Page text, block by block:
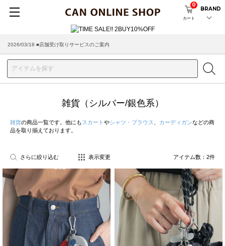
カート
0
BRAND
2026/08/04 ■8/13(木)AM2:00～サイトメンテナンス実施のお知らせ
2026/03/18 ■店舗受け取りサービスのご案内
雑貨（シルバー/銀色系）
雑貨の商品一覧です。他にも スカート やシャツ・ブラウス カーディガンなどの商
品を取り揃えております。
さらに絞り込む 表示変更 アイテム数： 2件
お気に入り